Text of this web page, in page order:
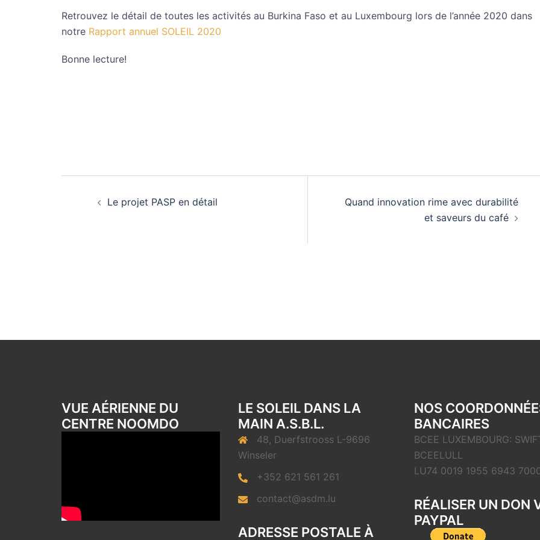
Retrouvez le détail de toutes les activités au Burkina Faso et au Luxembourg lors de l’année 2020 dans
notre Rapport annuel SOLEIL 2020
Bonne lecture!
Le projet PASP en détail
Quand innovation rime avec durabilité
et saveurs du café
VUE AÉRIENNE DU
CENTRE NOOMDO
LE SOLEIL DANS LA
MAIN A.S.B.L.
48, Duerfstrooss L-9696
Winseler
+352 621 561 261
contact@asdm.lu
ADRESSE POSTALE À
NOS
BANCAIRES
BCEE LUXEMBOURG:
BCEELULL
LU74 0019 1955 6943
RÉALISER UN DON
PAYPAL